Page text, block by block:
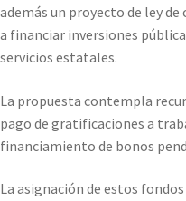
además un proyecto de ley
a financiar inversiones
servicios estatales.
La propuesta contempla
pago de gratificaciones a
financiamiento de bonos
La asignación de estos